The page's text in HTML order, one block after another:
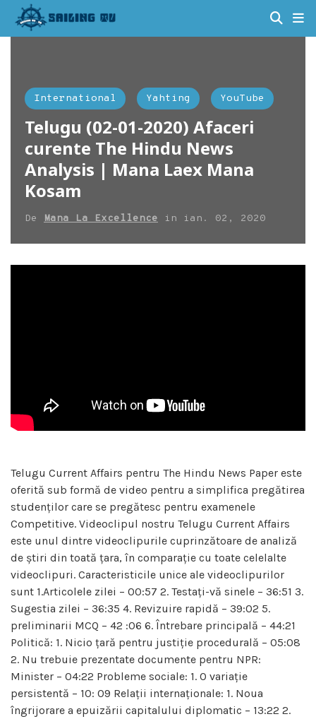
International Yahting YouTube
Telugu (02-01-2020) Afaceri
curente The Hindu News
Analysis | Mana Laex Mana
Kosam
De Mana La Excellence in ian. 02, 2020
Telugu Current Affairs pentru The Hindu News Paper este
oferită sub formă de video pentru a simplifica pregătirea
studenților care se pregătesc pentru examenele
Competitive. Videoclipul nostru Telugu Current Affairs
este unul dintre videoclipurile cuprinzătoare de analiză
de știri din toată țara, în comparație cu toate celelalte
videoclipuri. Caracteristicile unice ale videoclipurilor
sunt 1.Articolele zilei – 00:57 2. Testați-vă sinele – 36:51 3.
Sugestia zilei – 36:35 4. Revizuire rapidă – 39:02 5.
preliminarii MCQ – 42 :06 6. Întrebare principală – 44:21
Politică: 1. Nicio țară pentru justiție procedurală – 05:08
2. Nu trebuie prezentate documente pentru NPR:
Minister – 04:22 Probleme sociale: 1. O variație
persistentă – 10: 09 Relații internaționale: 1. Noua
îngrijorare a epuizării capitalului diplomatic – 13:22 2.